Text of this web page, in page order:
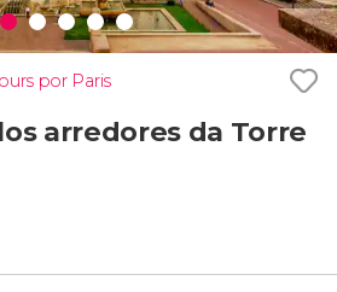
por Paris
arredores da Torre